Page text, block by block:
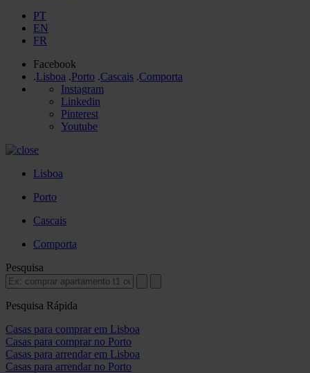
PT
EN
FR
Facebook
.Lisboa .Porto .Cascais .Comporta
Instagram
Linkedin
Pinterest
Youtube
Lisboa
Porto
Cascais
Comporta
Pesquisa
Pesquisa Rápida
Casas para comprar em Lisboa
Casas para comprar no Porto
Casas para arrendar em Lisboa
Casas para arrendar no Porto